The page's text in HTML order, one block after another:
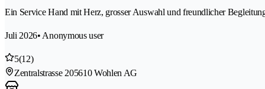
Ein Service Hand mit Herz, grosser Auswahl und freundlicher
Juli 2026• Anonymous user
5(12)
Zentralstrasse 205610 Wohlen AG